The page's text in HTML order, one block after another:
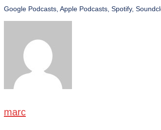
Google Podcasts, Apple Podcasts, Spotify,
marc